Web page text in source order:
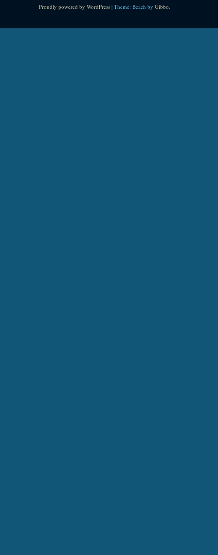
Proudly powered by WordPress | Theme: Beach by Gibbo.